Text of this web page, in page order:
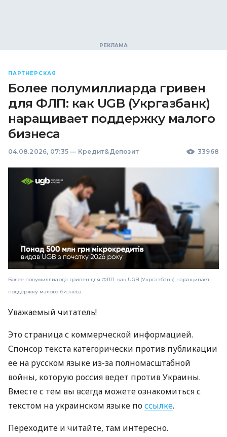
ПАРТНЕРСКАЯ
Более полумиллиарда гривен
для ФЛП: как UGB (Укргазбанк)
наращивает поддержку малого
бизнеса
04.08.2026, 07:35 — Кредит&Депозит 33968
Более полумиллиарда гривен для ФЛП: как UGB (Укргазбанк) наращивает
поддержку малого бизнеса
Уважаемый читатель!
Это страница с коммерческой информацией.
Спонсор текста категорически против публикации
ее на русском языке из-за полномасштабной
войны, которую россия ведет против Украины.
Вместе с тем вы всегда можете ознакомиться с
текстом на украинском языке поссылке.
Переходите и читайте, там интересно.